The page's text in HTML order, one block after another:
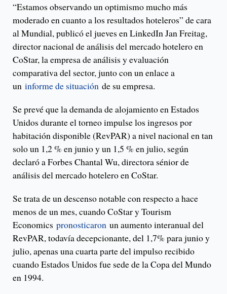
“Estamos observando un optimismo mucho más
moderado en cuanto a los resultados hoteleros” de cara
al Mundial, publicó el jueves en LinkedIn Jan Freitag,
director nacional de análisis del mercado hotelero en
CoStar, la empresa de análisis y evaluación
comparativa del sector, junto con un enlace a
un informe de situación de su empresa.
Se prevé que la demanda de alojamiento en Estados
Unidos durante el torneo impulse los ingresos por
habitación disponible (RevPAR) a nivel nacional en tan
solo un 1,2 % en junio y un 1,5 % en julio, según
declaró a Forbes Chantal Wu, directora sénior de
análisis del mercado hotelero en CoStar.
Se trata de un descenso notable con respecto a hace
menos de un mes, cuando CoStar y Tourism
Economics pronosticaron un aumento interanual del
RevPAR, todavía decepcionante, del 1,7% para junio y
julio, apenas una cuarta parte del impulso recibido
cuando Estados Unidos fue sede de la Copa del Mundo
en 1994.